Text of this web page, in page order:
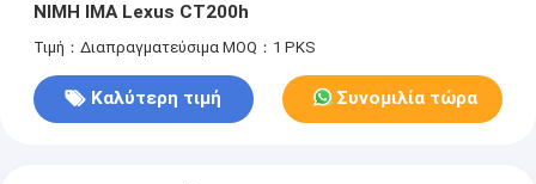
NIMH IMA Lexus CT200h
Τιμή：Διαπραγματεύσιμα MOQ：1 PKS
Καλύτερη τιμή Συνομιλία τώρα